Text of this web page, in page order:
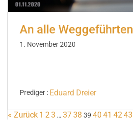
An alle Weggeführten
1. November 2020
Prediger : Eduard Dreier
« Zurück 1 2 3 … 3738 39 40 41 42 43